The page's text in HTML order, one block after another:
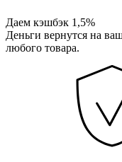
Даем кэшбэк 1,5%
Деньги вернутся на
любого товара.